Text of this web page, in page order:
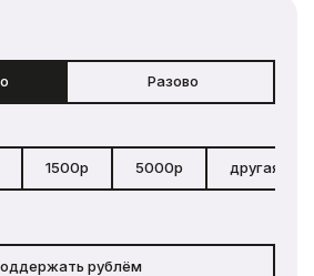
Разово
1500р 5000р другая
рублём